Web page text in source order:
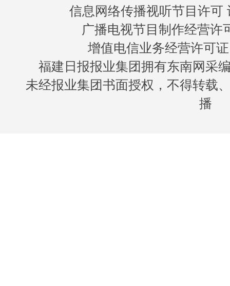
信息网络传播视听节目许可
广播电视节目制作经营许
增值电信业务经营许可
福建日报报业集团拥有东南网采
未经报业集团书面授权，不得转载
播